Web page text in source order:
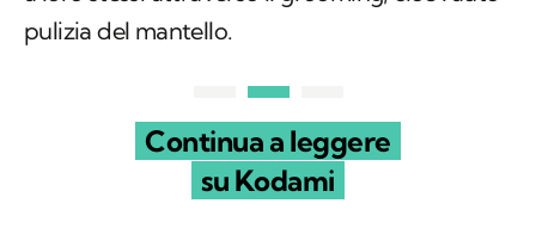
pulizia del mantello.
Continua a leggere
su Kodami